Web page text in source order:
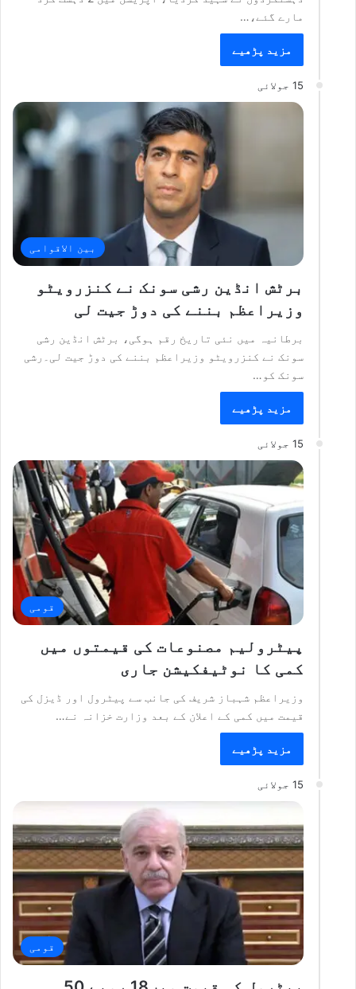
مارے گئے،…
مزید پڑھیے
15 جولائی
بین الاقوامی
برٹش انڈین رشی سونک نے کنزرویٹو
وزیراعظم بننے کی دوڑ جیت لی
برطانیہ میں نئی تاریخ رقم ہوگی، برٹش انڈین رشی
سونک نے کنزرویٹو وزیراعظم بننے کی دوڑ جیت لی۔رشی
سونک کو…
مزید پڑھیے
15 جولائی
قومی
پیٹرولیم مصنوعات کی قیمتوں میں
کمی کا نوٹیفکیشن جاری
وزیراعظم شہباز شریف کی جانب سے پیٹرول اور ڈیزل کی
قیمت میں کمی کے اعلان کے بعد وزارت خزانہ نے…
مزید پڑھیے
15 جولائی
قومی